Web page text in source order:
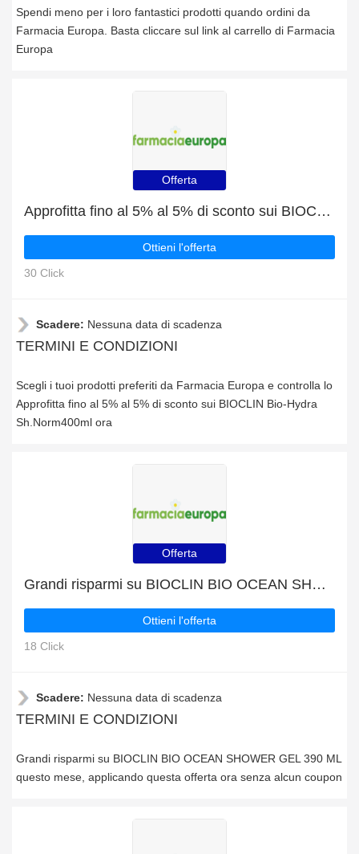
Spendi meno per i loro fantastici prodotti quando ordini da
Farmacia Europa. Basta cliccare sul link al carrello di Farmacia
Europa
Offerta
Approfitta fino al 5% al 5% di sconto sui BIOCLIN Bio-Hydra Sh.Norm400ml ora
Ottieni l'offerta
30 Click
Scadere: Nessuna data di scadenza
TERMINI E CONDIZIONI
Scegli i tuoi prodotti preferiti da Farmacia Europa e controlla lo
Approfitta fino al 5% al 5% di sconto sui BIOCLIN Bio-Hydra
Sh.Norm400ml ora
Offerta
Grandi risparmi su BIOCLIN BIO OCEAN SHOWER GEL 390 ML questo mese
Ottieni l'offerta
18 Click
Scadere: Nessuna data di scadenza
TERMINI E CONDIZIONI
Grandi risparmi su BIOCLIN BIO OCEAN SHOWER GEL 390 ML
questo mese, applicando questa offerta ora senza alcun coupon